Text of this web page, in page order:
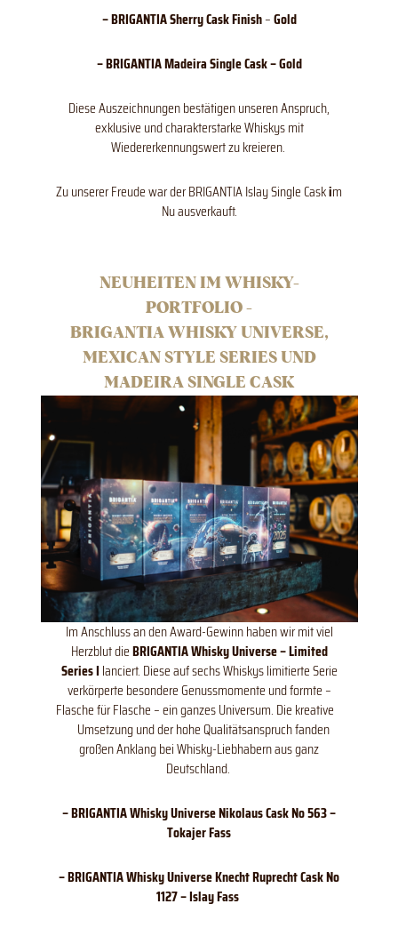
– BRIGANTIA Sherry Cask Finish–Gold
– BRIGANTIA Madeira Single Cask – Gold
Diese Auszeichnungen bestätigen unseren Anspruch,
exklusive und charakterstarke Whiskys mit
Wiedererkennungswert zu kreieren.
Zu unserer Freude war derBRIGANTIA Islay Single Caskim
Nu ausverkauft.
NEUHEITEN IM WHISKY-
PORTFOLIO -
BRIGANTIA WHISKY UNIVERSE,
MEXICAN STYLE SERIES UND
MADEIRA SINGLE CASK
Im Anschluss an den Award-Gewinn haben wir mit viel
Herzblut dieBRIGANTIA Whisky Universe – Limited
Series I lanciert. Diese auf sechs Whiskys limitierte Serie
verkörperte besondere Genussmomente und formte –
Flasche für Flasche – ein ganzes Universum. Die kreative
Umsetzung und der hohe Qualitätsanspruch fanden
großen Anklang bei Whisky-Liebhabern aus ganz
Deutschland.
– BRIGANTIA Whisky Universe Nikolaus Cask No 563 –
Tokajer Fass
– BRIGANTIA Whisky Universe Knecht Ruprecht Cask No
1127 – Islay Fass